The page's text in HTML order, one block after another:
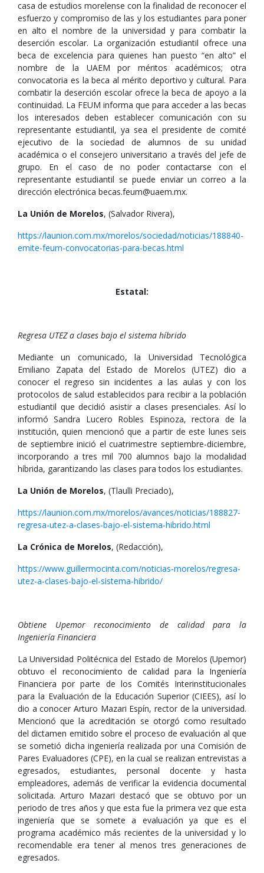
casa de estudios morelense con la finalidad de reconocer el
esfuerzo y compromiso de las y los estudiantes para poner
en alto el nombre de la universidad y para combatir la
deserción escolar. La organización estudiantil ofrece una
beca de excelencia para quienes han puesto “en alto” el
nombre de la UAEM por méritos académicos; otra
convocatoria es la beca al mérito deportivo y cultural. Para
combatir la deserción escolar ofrece la beca de apoyo a la
continuidad. La FEUM informa que para acceder a las becas
los interesados deben establecer comunicación con su
representante estudiantil, ya sea el presidente de comité
ejecutivo de la sociedad de alumnos de su unidad
académica o el consejero universitario a través del jefe de
grupo. En el caso de no poder contactarse con el
representante estudiantil se puede enviar un correo a la
dirección electrónica becas.feum@uaem.mx.
La Unión de Morelos, (Salvador Rivera),
https://launion.com.mx/morelos/sociedad/noticias/188840-
emite-feum-convocatorias-para-becas.html
Estatal:
Regresa UTEZ a clases bajo el sistema híbrido
Mediante un comunicado, la Universidad Tecnológica
Emiliano Zapata del Estado de Morelos (UTEZ) dio a
conocer el regreso sin incidentes a las aulas y con los
protocolos de salud establecidos para recibir a la población
estudiantil que decidió asistir a clases presenciales. Así lo
informó Sandra Lucero Robles Espinoza, rectora de la
institución, quien mencionó que a partir de este lunes seis
de septiembre inició el cuatrimestre septiembre-diciembre,
incorporando a tres mil 700 alumnos bajo la modalidad
híbrida, garantizando las clases para todos los estudiantes.
La Unión de Morelos, (Tlaulli Preciado),
https://launion.com.mx/morelos/avances/noticias/188827-
regresa-utez-a-clases-bajo-el-sistema-hibrido.html
La Crónica de Morelos, (Redacción),
https://www.guillermocinta.com/noticias-morelos/regresa-
utez-a-clases-bajo-el-sistema-hibrido/
Obtiene Upemor reconocimiento de calidad para la
Ingeniería Financiera
La Universidad Politécnica del Estado de Morelos (Upemor)
obtuvo el reconocimiento de calidad para la Ingeniería
Financiera por parte de los Comités Interinstitucionales
para la Evaluación de la Educación Superior (CIEES), así lo
dio a conocer Arturo Mazari Espín, rector de la universidad.
Mencionó que la acreditación se otorgó como resultado
del dictamen emitido sobre el proceso de evaluación al que
se sometió dicha ingeniería realizada por una Comisión de
Pares Evaluadores (CPE), en la cual se realizan entrevistas a
egresados, estudiantes, personal docente y hasta
empleadores, además de verificar la evidencia documental
solicitada. Arturo Mazari destacó que se obtuvo por un
periodo de tres años y que esta fue la primera vez que esta
ingeniería que se somete a evaluación ya que es el
programa académico más recientes de la universidad y lo
recomendable era tener al menos tres generaciones de
egresados.